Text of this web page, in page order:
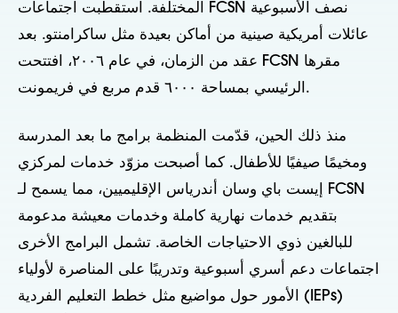
المختلفة. استقطبت اجتماعات FCSN نصف الأسبوعية
عائلات أمريكية صينية من أماكن بعيدة مثل ساكرامنتو. بعد
عقد من الزمان، في عام ٢٠٠٦، افتتحت FCSN مقرها
الرئيسي بمساحة ٦٠٠٠ قدم مربع في فريمونت.
منذ ذلك الحين، قدّمت المنظمة برامج ما بعد المدرسة
ومخيمًا صيفيًا للأطفال. كما أصبحت مزوّد خدمات لمركزي
إيست باي وسان أندرياس الإقليميين، مما يسمح لـ FCSN
بتقديم خدمات نهارية كاملة وخدمات معيشة مدعومة
للبالغين ذوي الاحتياجات الخاصة. تشمل البرامج الأخرى
اجتماعات دعم أسري أسبوعية وتدريبًا على المناصرة لأولياء
الأمور حول مواضيع مثل خطط التعليم الفردية (IEPs)